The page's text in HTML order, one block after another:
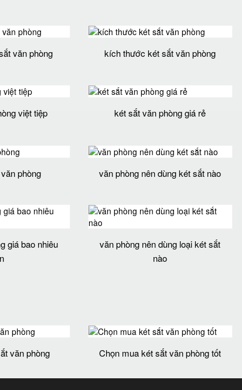
văn phòng kích thước két sắt văn phòng
việt tiệp két sắt văn phòng giá rẻ
phòng văn phòng nên dùng két sắt nào
giá bao nhiêu
văn phòng nên dùng loại két sắt
nào
văn phòng Chọn mua két sắt văn phòng tốt